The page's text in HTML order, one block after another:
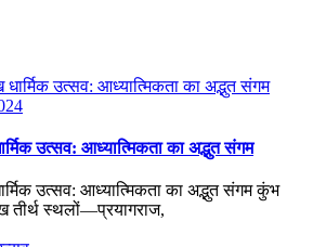
उत्सव: आध्यात्मिकता का अद्भुत संगम
उत्सव: आध्यात्मिकता का अद्भुत संगम कुंभ
तीर्थ स्थलों—प्रयागराज,